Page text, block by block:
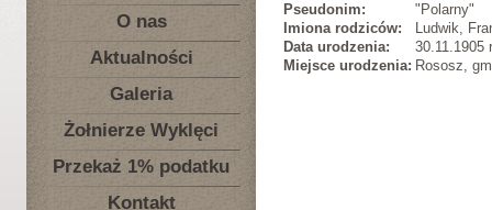
O nas
Aktualności
Galeria
Żołnierze Wyklęci
Przekaż 1% podatku
Kontakt
Pseudonim:
"Polarny"
Imiona rodziców:
Ludwik,
Data urodzenia:
30.11.1905
Miejsce urodzenia: Rososz,